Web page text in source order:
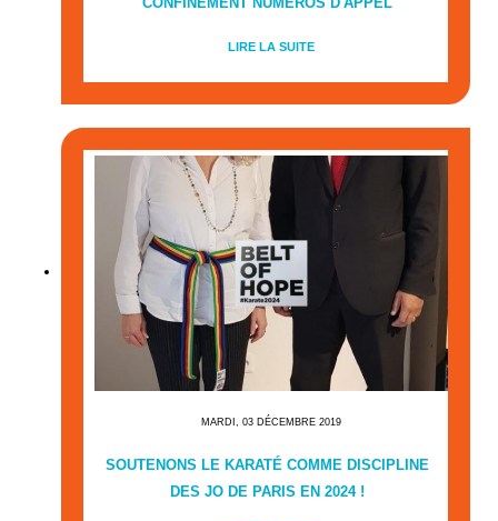
LIRE LA SUITE
MARDI, 03 DÉCEMBRE 2019
SOUTENONS LE KARATÉ COMME DISCIPLINE
DES JO DE PARIS EN 2024 !